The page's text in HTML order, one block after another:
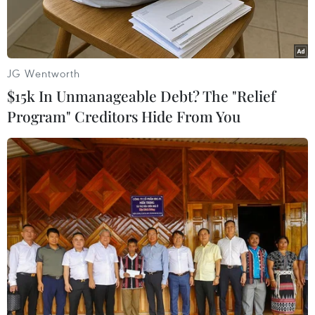
Biểu tượng Olympic tại Tokyo, Nhật Bản. (Nguồn: Reuters)
Nhật Bản sẽ cho phép Thứ trưởng Bộ Thể thao
Triều Tiên Won Kil U và hai quan chức khác
nhập cảnh để tham dự cuộc họp liên quan tới
Thế vận hội (Olympic) và Thế vận hội người
khuyết tật (Paralympic) Tokyo 2020.
JG Wentworth
$15k In Unmanageable Debt? The "Relief
Program" Creditors Hide From You